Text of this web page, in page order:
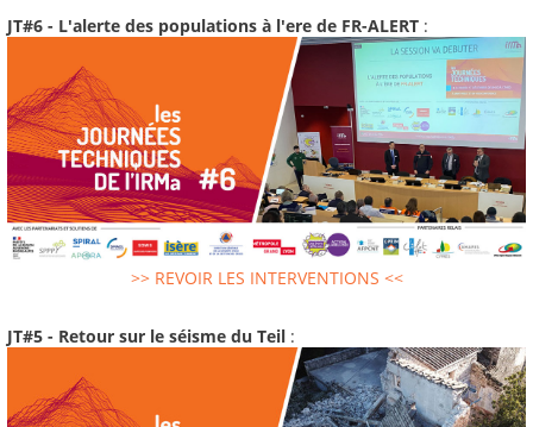
JT#6 - L'alerte des populations à l'ere de FR-ALERT :
>> REVOIR LES INTERVENTIONS <<
JT#5 - Retour sur le séisme du Teil :